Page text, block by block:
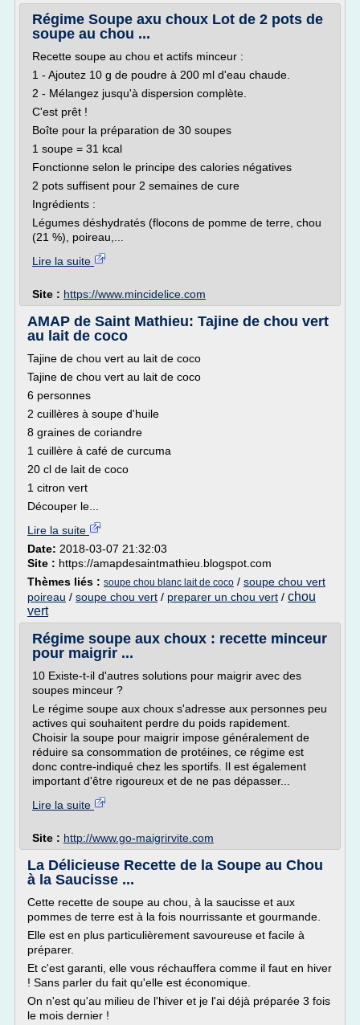
Régime Soupe axu choux Lot de 2 pots de
soupe au chou ...
Recette soupe au chou et actifs minceur :
1 - Ajoutez 10 g de poudre à 200 ml d'eau chaude.
2 - Mélangez jusqu'à dispersion complète.
C'est prêt !
Boîte pour la préparation de 30 soupes
1 soupe = 31 kcal
Fonctionne selon le principe des calories négatives
2 pots suffisent pour 2 semaines de cure
Ingrédients :
Légumes déshydratés (flocons de pomme de terre, chou
(21 %), poireau,...
Lire la suite
Site : https://www.mincidelice.com
AMAP de Saint Mathieu: Tajine de chou vert
au lait de coco
Tajine de chou vert au lait de coco
Tajine de chou vert au lait de coco
6 personnes
2 cuillères à soupe d'huile
8 graines de coriandre
1 cuillère à café de curcuma
20 cl de lait de coco
1 citron vert
Découper le...
Lire la suite
Date: 2018-03-07 21:32:03
Site : https://amapdesaintmathieu.blogspot.com
Thèmes liés : soupe chou blanc lait de coco / soupe chou vert
poireau / soupe chou vert / preparer un chou vert / chou
vert
Régime soupe aux choux : recette minceur
pour maigrir ...
10 Existe-t-il d'autres solutions pour maigrir avec des
soupes minceur ?
Le régime soupe aux choux s'adresse aux personnes peu
actives qui souhaitent perdre du poids rapidement.
Choisir la soupe pour maigrir impose généralement de
réduire sa consommation de protéines, ce régime est
donc contre-indiqué chez les sportifs. Il est également
important d'être rigoureux et de ne pas dépasser...
Lire la suite
Site : http://www.go-maigrirvite.com
La Délicieuse Recette de la Soupe au Chou
à la Saucisse ...
Cette recette de soupe au chou, à la saucisse et aux
pommes de terre est à la fois nourrissante et gourmande.
Elle est en plus particulièrement savoureuse et facile à
préparer.
Et c'est garanti, elle vous réchauffera comme il faut en hiver
! Sans parler du fait qu'elle est économique.
On n'est qu'au milieu de l'hiver et je l'ai déjà préparée 3 fois
le mois dernier !